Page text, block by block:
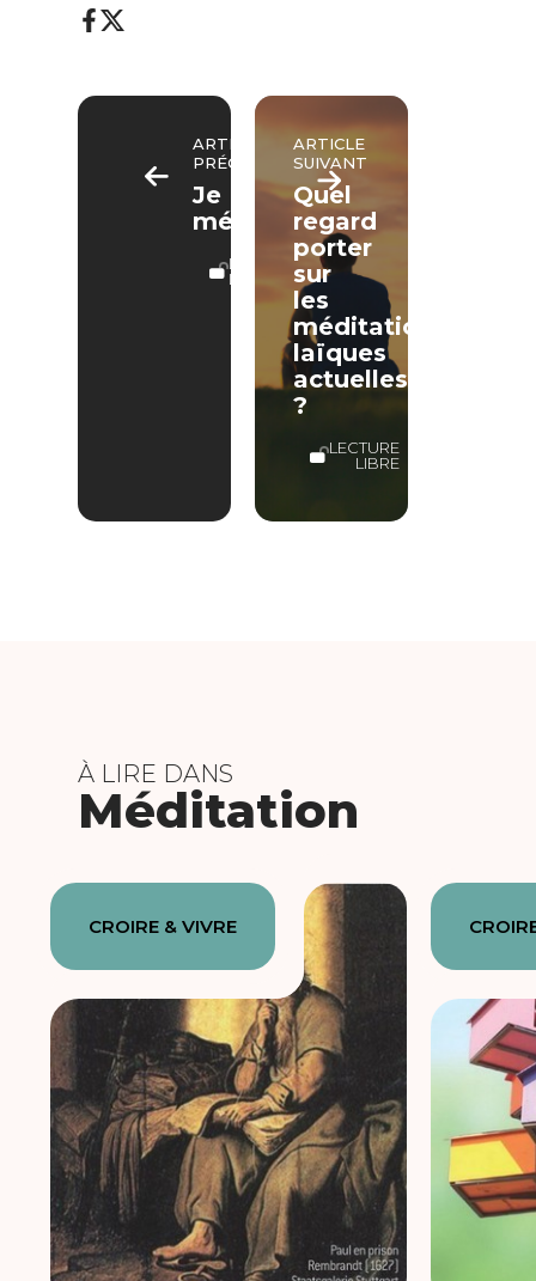
ARTICLE
PRÉCÉDENT
Je
médite…
LECTURE
LIBRE
ARTICLE
SUIVANT
Quel
regard
porter
sur
les
méditations
laïques
actuelles
?
LECTURE
LIBRE
À LIRE DANS
Méditation
CROIRE & VIVRE